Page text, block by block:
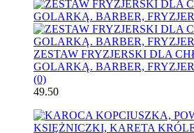
ZESTAW FRYZJERSKI DLA
GOLARKĄ. BARBER,
(0)
49.50